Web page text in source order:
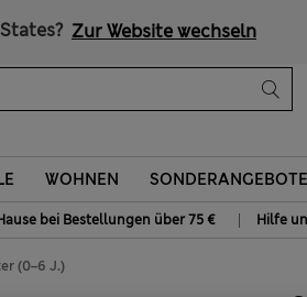
Zur Website wechseln
WOHNEN SONDERANGEBOTE
bei Bestellungen über 75 € | Hilfe
(0–6 J.)